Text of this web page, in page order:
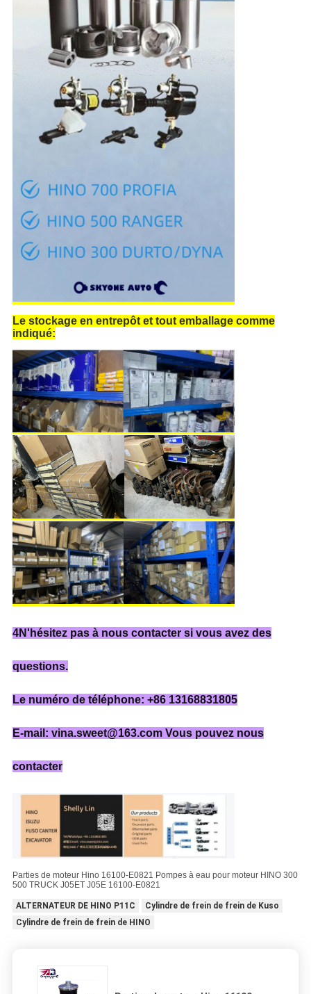
Le stockage en entrepôt et tout emballage comme
indiqué:
4N'hésitez pas à nous contacter si vous avez des
questions.
Le numéro de téléphone: +86 13168831805
E-mail: vina.sweet@163.com Vous pouvez nous
contacter
Parties de moteur Hino 16100-E0821 Pompes à eau pour moteur HINO 300
500 TRUCK J05ET J05E 16100-E0821
ALTERNATEUR DE HINO P11C
Cylindre de frein de frein de Kuso
Cylindre de frein de frein de HINO